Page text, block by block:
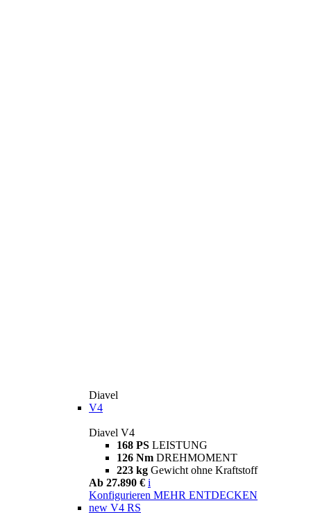
Diavel
V4
Diavel V4
168 PS LEISTUNG
126 Nm DREHMOMENT
223 kg Gewicht ohne Kraftstoff
Ab 27.890 € i
Konfigurieren MEHR ENTDECKEN
new V4 RS